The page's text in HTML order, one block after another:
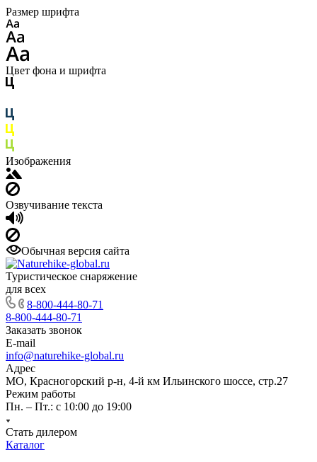
Размер шрифта
Цвет фона и шрифта
Изображения
Озвучивание текста
Обычная версия сайта
Туристическое снаряжение
для всех
8-800-444-80-71
8-800-444-80-71
Заказать звонок
E-mail
info@naturehike-global.ru
Адрес
МО, Красногорский р-н, 4-й км Ильинского шоссе, стр.27
Режим работы
Пн. – Пт.: с 10:00 до 19:00
Стать дилером
Каталог